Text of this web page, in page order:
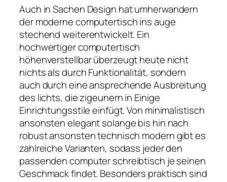
Auch in Sachen Design hat umherwandern
der moderne computertisch ins auge
stechend weiterentwickelt. Ein
hochwertiger computertisch
höhenverstellbar überzeugt heute nicht
nichts als durch Funktionalität, sondern
auch durch eine ansprechende Ausbreitung
des lichts, die zigeunern in Einige
Einrichtungsstile einfügt. Von minimalistisch
ansonsten elegant solange bis hin nach
robust ansonsten technisch modern gibt es
zahlreiche Varianten, sodass jeder den
passenden computer schreibtisch je seinen
Geschmack findet. Besonders praktisch sind